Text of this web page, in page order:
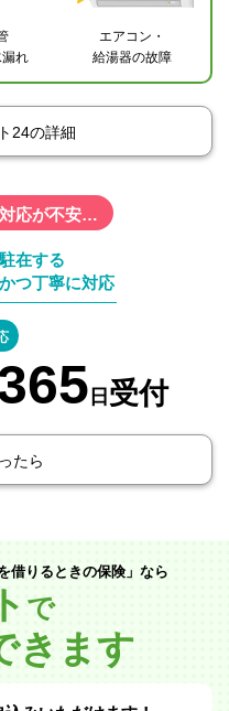
れ
エアコン・
給湯器の故障
24の詳細
応が不安…
在する
つ丁寧に対応
日 受付
たら
借りるときの保険」なら
で
きます